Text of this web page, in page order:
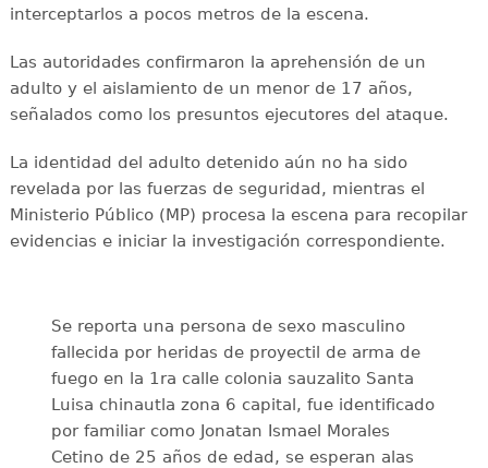
interceptarlos a pocos metros de la escena.
Las autoridades confirmaron la aprehensión de un
adulto y el aislamiento de un menor de 17 años,
señalados como los presuntos ejecutores del ataque.
La identidad del adulto detenido aún no ha sido
revelada por las fuerzas de seguridad, mientras el
Ministerio Público (MP) procesa la escena para recopilar
evidencias e iniciar la investigación correspondiente.
Se reporta una persona de sexo masculino
fallecida por heridas de proyectil de arma de
fuego en la 1ra calle colonia sauzalito Santa
Luisa chinautla zona 6 capital, fue identificado
por familiar como Jonatan Ismael Morales
Cetino de 25 años de edad, se esperan alas